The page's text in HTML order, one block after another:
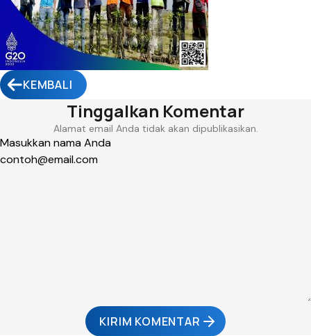
KEMBALI
Tinggalkan Komentar
Alamat email Anda tidak akan dipublikasikan.
KIRIM KOMENTAR